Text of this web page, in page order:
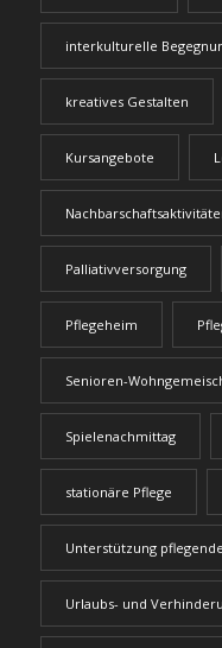
interkulturelle
kreatives Gestalten
Kursangebote
Palliativversorgung
Pflegeheim
Senioren-
Spielenachmittag
stationäre Pflege
Unterstützung
Urlaubs- und